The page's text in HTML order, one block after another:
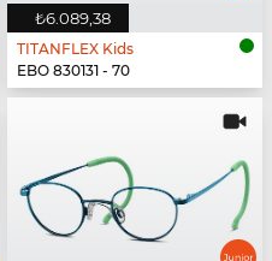
₺6.089,38
TITANFLEX Kids
EBO 830131 - 70